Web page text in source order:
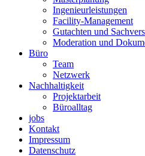
Ingenieurleistungen
Facility-Management
Gutachten und
Moderation und
Büro
Team
Netzwerk
Nachhaltigkeit
Projektarbeit
Büroalltag
jobs
Kontakt
Impressum
Datenschutz